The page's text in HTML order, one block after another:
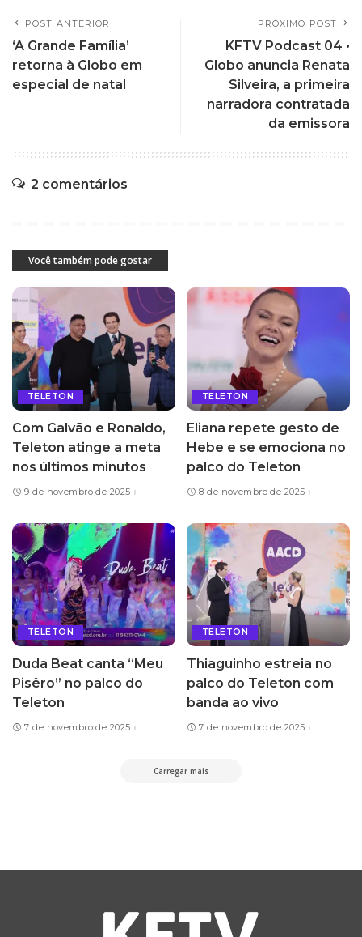
POST ANTERIOR
‘A Grande Família’
retorna à Globo em
especial de natal
PRÓXIMO POST
KFTV Podcast 04 •
Globo anuncia Renata
Silveira, a primeira
narradora contratada
da emissora
2 comentários
Você também pode gostar
TELETON
Com Galvão e Ronaldo,
Teleton atinge a meta
nos últimos minutos
9 de novembro de 2025
TELETON
Eliana repete gesto de
Hebe e se emociona no
palco do Teleton
8 de novembro de 2025
TELETON
Duda Beat canta “Meu
Pisêro” no palco do
Teleton
7 de novembro de 2025
TELETON
Thiaguinho estreia no
palco do Teleton com
banda ao vivo
7 de novembro de 2025
Carregar mais